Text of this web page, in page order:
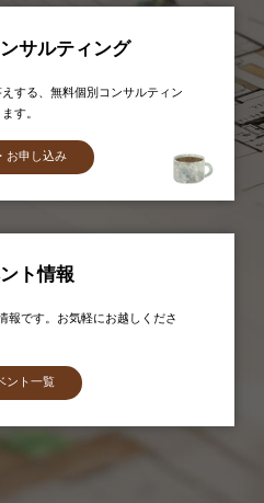
サルティング
する、無料個別コンサルティン
す。
お申し込み
ト情報
報です。お気軽にお越しくださ
ント一覧